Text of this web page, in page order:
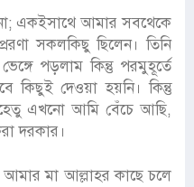
একইসাথে আমার সবথেকে
সকলকিছু ছিলেন। তিনি
পড়লাম কিন্তু পরমুহূর্তে
কিছুই দেওয়া হয়নি। কিন্তু
এখনো আমি বেঁচে আছি,
দরকার।
আমার মা আল্লাহর কাছে চলে